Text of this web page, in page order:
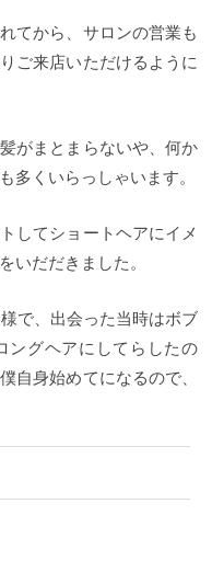
てから、サロンの営業も
ご来店いただけるように
がまとまらないや、何か
多くいらっしゃいます。
してショートヘアにイメ
いだだきました。
で、出会った当時はボブ
ングヘアにしてらしたの
自身始めてになるので、